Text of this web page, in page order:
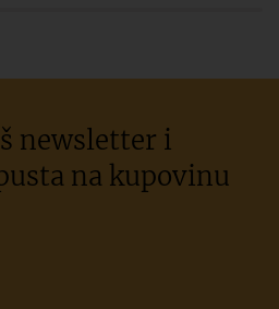
newsletter i
na kupovinu